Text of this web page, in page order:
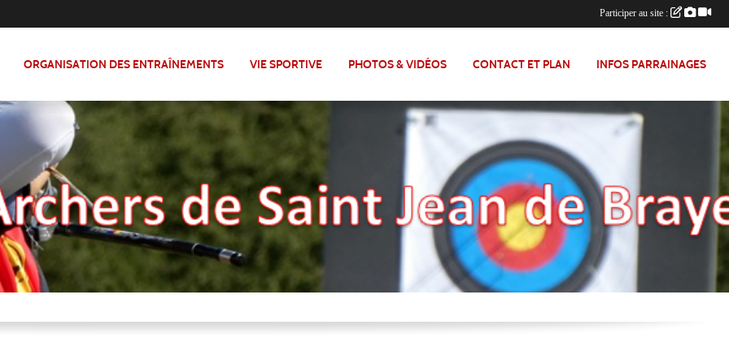
ORGANISATION DES ENTRAÎNEMENTS VIE SPORTIVE PHOTOS & VIDÉOS CONTACT ET PLAN INFOS PARRAINAGES
Participer au site :